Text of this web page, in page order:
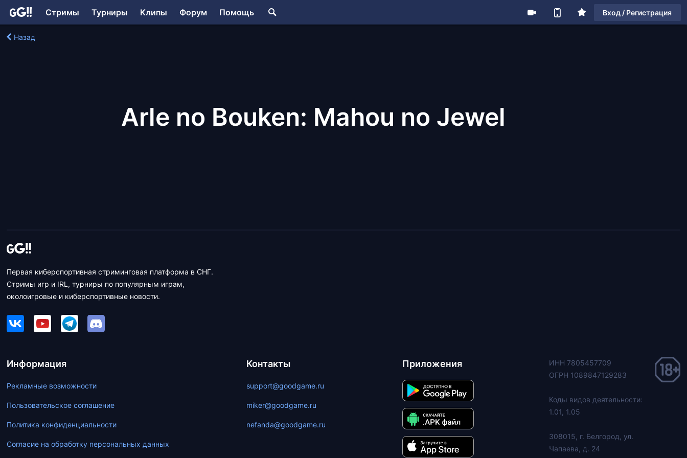
Стримы Турниры Клипы Форум Помощь Вход / Регистрация
Назад
Arle no Bouken: Mahou no Jewel
Первая киберспортивная стриминговая платформа в СНГ.
Стримы игр и IRL, турниры по популярным играм,
околоигровые и киберспортивные новости.
Информация
Рекламные возможности
Пользовательское соглашение
Политика конфиденциальности
Согласие на обработку персональных данных
Контакты
support@goodgame.ru
miker@goodgame.ru
nefanda@goodgame.ru
Приложения
ИНН 7805457709
ОГРН 1089847129283
Коды видов деятельности:
1.01, 1.05
308015, г. Белгород, ул.
Чапаева, д. 24